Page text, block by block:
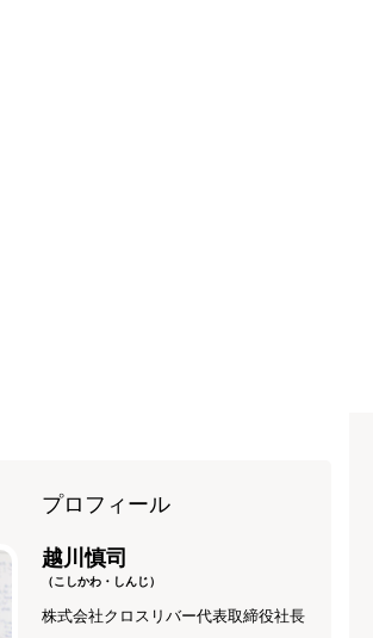
プロフィール
越川慎司
（こしかわ・しんじ）
株式会社クロスリバー代表取締役社長